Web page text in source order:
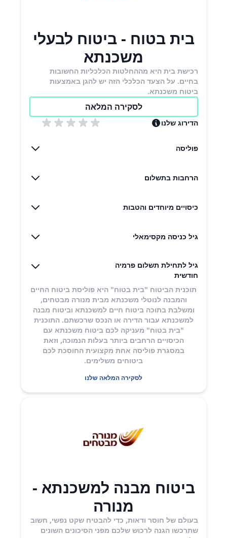
בית בטוח - ביטוח לבעלי
משכנתא
רכישת בית היא מההחלטות הכלכליות החשובות
בחיים. על הצעד הכלכלי הזה יש להגן באמצעות
ביטוח משכנתא.
לסקירה המלאה
הדירוג שלנו
פוליסה
הרחבות בתשלום
כיסויים מיוחדים והטבות
גיל כניסה מקסימאלי
גיל לתחילת תשלום פרמיה
חודשית
תוכנית הביטוח "בית בטוח" היא פוליסת ביטוח החיים
והמבנה לנוטלי משכנתא מבית מנורה מבטחים,
ומשלבת בתוכה ביטוח חיים למשכנתא וביטוח מבנה
למשכנתא עבור הדירה או הנכס שרכשתם. התוכנית
"בית בטוח" מעניקה לכם ביטוח משכנתא עם
הכיסויים הרחבים ביותר בעלות הנמוכה, וזאת
במסגרת פוליסה אחת מקצועית החוסכת לכם
ביטוחים משלימים.
לסקירה המלאה שלנו
ביטוח מבנה למשכנתא -
מנורה
בעולם של חוסר ודאות, כדי להבטיח שקט נפשי, חשוב
שתרכשו הגנה לרכוש שלכם מפני הסיכונים השונים